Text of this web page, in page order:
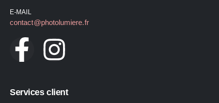
E-MAIL
contact@photolumiere.fr
Services client